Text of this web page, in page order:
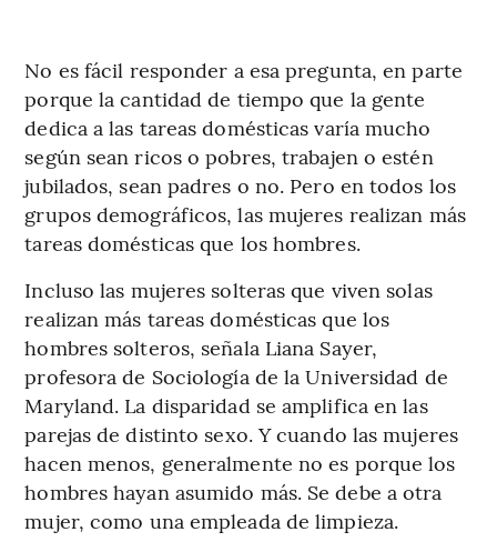
No es fácil responder a esa pregunta, en parte
porque la cantidad de tiempo que la gente
dedica a las tareas domésticas varía mucho
según sean ricos o pobres, trabajen o estén
jubilados, sean padres o no. Pero en todos los
grupos demográficos, las mujeres realizan más
tareas domésticas que los hombres.
Incluso las mujeres solteras que viven solas
realizan más tareas domésticas que los
hombres solteros, señala Liana Sayer,
profesora de Sociología de la Universidad de
Maryland. La disparidad se amplifica en las
parejas de distinto sexo. Y cuando las mujeres
hacen menos, generalmente no es porque los
hombres hayan asumido más. Se debe a otra
mujer, como una empleada de limpieza.